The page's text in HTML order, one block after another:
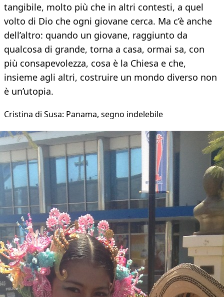
tangibile, molto più che in altri contesti, a quel
volto di Dio che ogni giovane cerca. Ma c’è anche
dell’altro: quando un giovane, raggiunto da
qualcosa di grande, torna a casa, ormai sa, con
più consapevolezza, cosa è la Chiesa e che,
insieme agli altri, costruire un mondo diverso non
è un’utopia.
Cristina di Susa: Panama, segno indelebile